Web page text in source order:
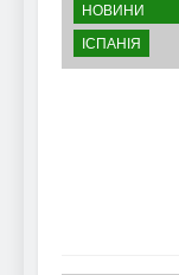
НОВИНИ
ІСПАНІЯ